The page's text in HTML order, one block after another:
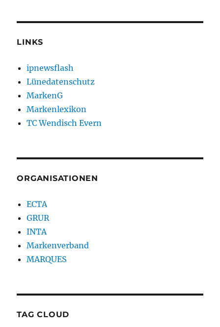
LINKS
ipnewsflash
Lünedatenschutz
MarkenG
Markenlexikon
TC Wendisch Evern
ORGANISATIONEN
ECTA
GRUR
INTA
Markenverband
MARQUES
TAG CLOUD